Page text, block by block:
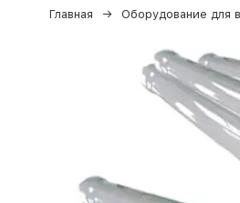
Главная Оборудование для